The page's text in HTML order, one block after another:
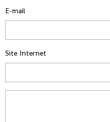
E-mail
Site Internet